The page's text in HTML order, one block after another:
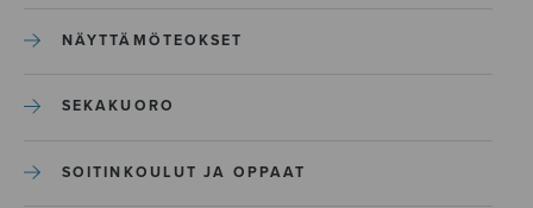
NÄYTTÄMÖTEOKSET
SEKAKUORO
SOITINKOULUT JA OPPAAT